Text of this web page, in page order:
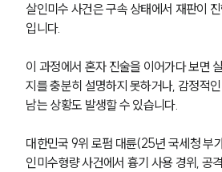
살인미수 사건은 구속 상태에서 재판이
입니다.
이 과정에서 혼자 진술을 이어가다 보면
지를 충분히 설명하지 못하거나, 감정적
남는 상황도 발생할 수 있습니다.
대한민국 9위 로펌 대륜(25년 국세청 부
인미수형량 사건에서 흉기 사용 경위, 공